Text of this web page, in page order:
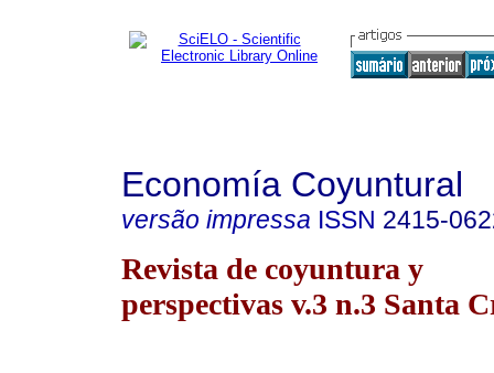
Economía Coyuntural
versão impressa ISSN 2415-
Revista de coyuntura y
perspectivas v.3 n.3 Santa